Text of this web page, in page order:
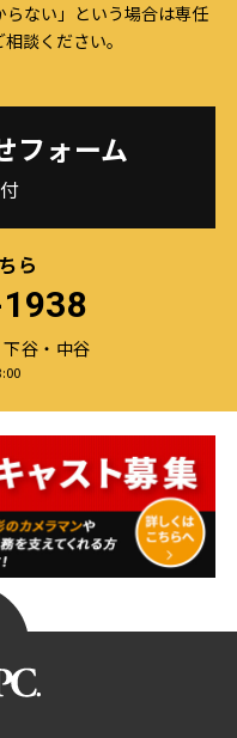
ない」という場合は専任
談ください。
フォーム
ら
谷・中谷